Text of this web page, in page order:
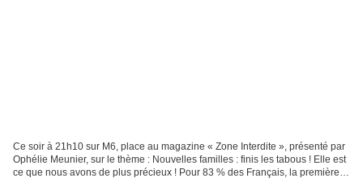
Ce soir à 21h10 sur M6, place au magazine « Zone Interdite », présenté par
Ophélie Meunier, sur le thème : Nouvelles familles : finis les tabous ! Elle est
ce que nous avons de plus précieux ! Pour 83 % des Français, la première